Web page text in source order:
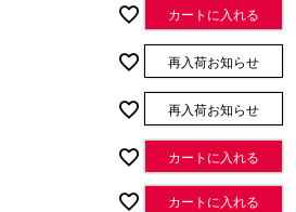
カートに入れる
再入荷お知らせ
再入荷お知らせ
カートに入れる
カートに入れる